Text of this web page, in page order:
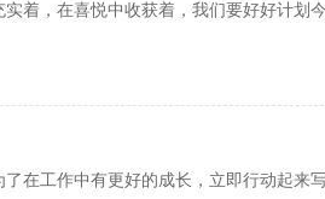
着，在喜悦中收获着，我们要好好计划
在工作中有更好的成长，立即行动起来